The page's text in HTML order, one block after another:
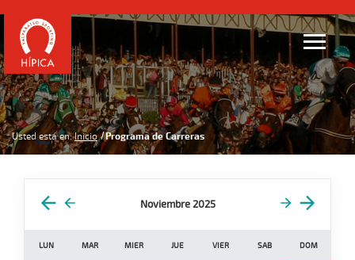
Usted está en: Inicio Programa de Carreras
Noviembre 2025
LUN MAR MIER JUE VIER SAB DOM